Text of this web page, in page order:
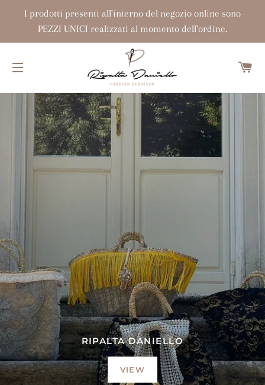
I prodotti presenti all'interno del negozio online sono
PEZZI UNICI realizzati al momento dell'ordine.
Navigazione del sito
RIPALTA DANIELLO
VIEW